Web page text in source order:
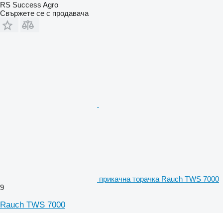
RS Success Agro
Свържете се с продавача
прикачна торачка Rauch TWS 7000
9
Rauch TWS 7000